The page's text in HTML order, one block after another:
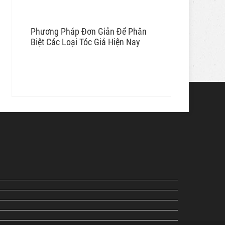
Phương Pháp Đơn Giản Để Phân
Biệt Các Loại Tóc Giả Hiện Nay